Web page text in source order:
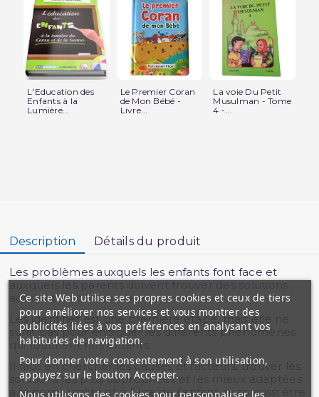
L'Education des
Enfants à la
Lumière...
Le Premier Coran
de Mon Bébé -
Livre...
La voie Du Petit
Musulman - Tome
4 -...
Description Détails du produit
Les problèmes auxquels les enfants font face et
adéquates sont nombreux et variés.
Les identifier est une première étape, mais elle ne
suffit pas pour endiguer les différents phénomènes
qui touchent nos enfants.
Il faut en chercher les causes et facteurs, trouver les
solutions les plus appropriées et les mieux adaptées
à la personnalité et à l’âge de l’enfant, mais aussi être
Ce site Web utilise ses propres cookies et ceux de tiers
pour améliorer nos services et vous montrer des
publicités liées à vos préférences en analysant vos
habitudes de navigation.
Pour donner votre consentement à son utilisation,
appuyez sur le bouton Accepter.